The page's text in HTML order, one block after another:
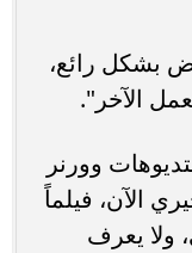
بشكل رائع،
الآخر".
وورنر
الآن، فيلماً
ولا يعرف